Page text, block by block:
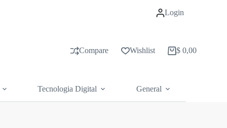
Login
Compare Wishlist
Carrito
$ 0,00
Tecnologia Digital General